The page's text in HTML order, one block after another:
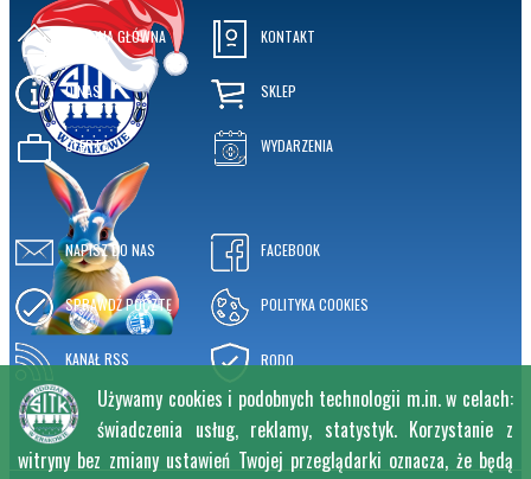
STRONA GŁÓWNA
O NAS
OFERTA
KONTAKT
SKLEP
WYDARZENIA
NAPISZ DO NAS
SPRAWDŹ POCZTĘ
KANAŁ RSS
FACEBOOK
POLITYKA COOKIES
RODO
Używamy cookies i podobnych technologii m.in. w celach:
świadczenia usług, reklamy, statystyk. Korzystanie z
witryny bez zmiany ustawień Twojej przeglądarki oznacza, że będą